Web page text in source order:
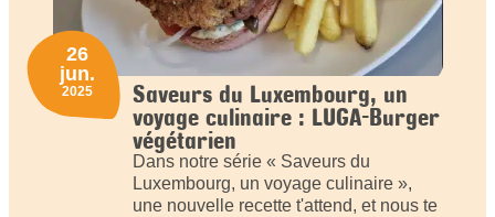
Saveurs du Luxembourg, un
voyage culinaire : LUGA-Burger
végétarien
Dans notre série « Saveurs du
Luxembourg, un voyage culinaire »,
une nouvelle recette t'attend, et nous te
26
jun.
2025